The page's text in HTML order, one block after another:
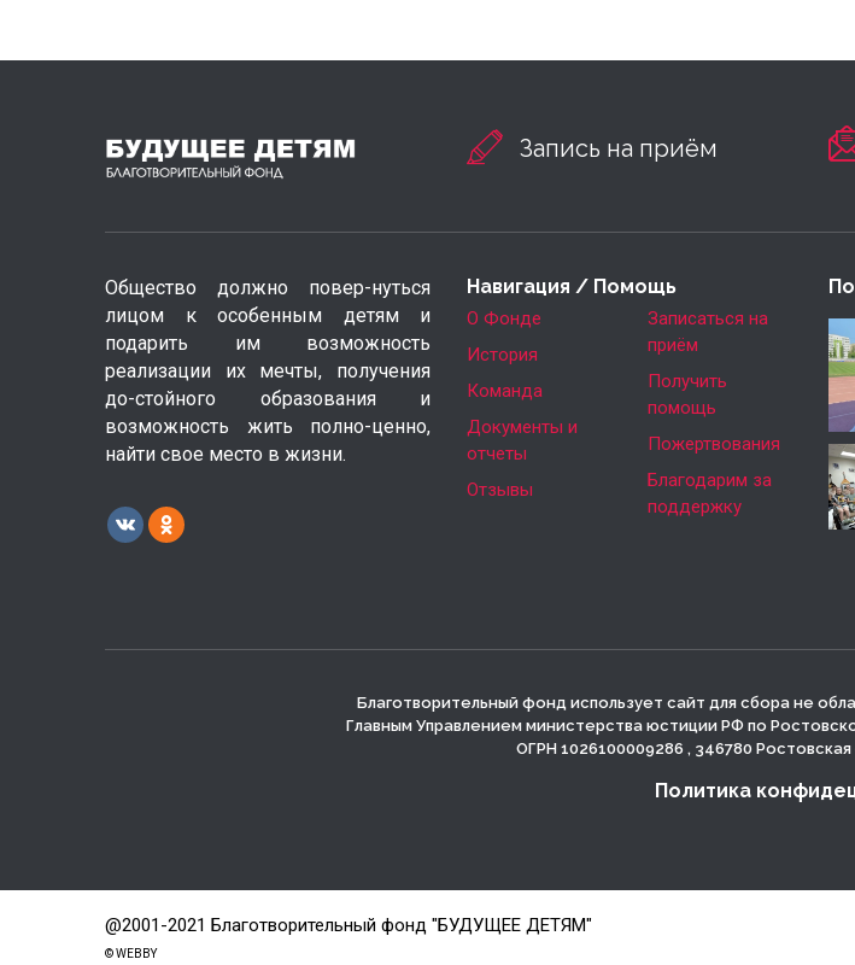
Запись на приём
Общество должно повер-нуться
лицом к особенным детям и
подарить им возможность
реализации их мечты, получения
до-стойного образования и
возможность жить полно-ценно,
найти свое место в жизни.
Навигация / Помощь
О Фонде
История
Команда
Документы и
отчеты
Отзывы
Записаться на
приём
Получить
помощь
Пожертвования
Благодарим за
поддержку
Благотворительный фонд использует сайт для сбора не
Главным Управлением министерства юстиции РФ по
ОГРН 1026100009286 , 346780 Ростовская
Политика
@2001-2021 Благотворительный фонд "БУДУЩЕЕ ДЕТЯМ"
© WEBBY